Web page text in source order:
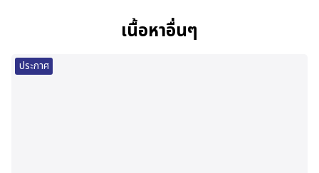
เนื้อหาอื่นๆ
ประกาศ